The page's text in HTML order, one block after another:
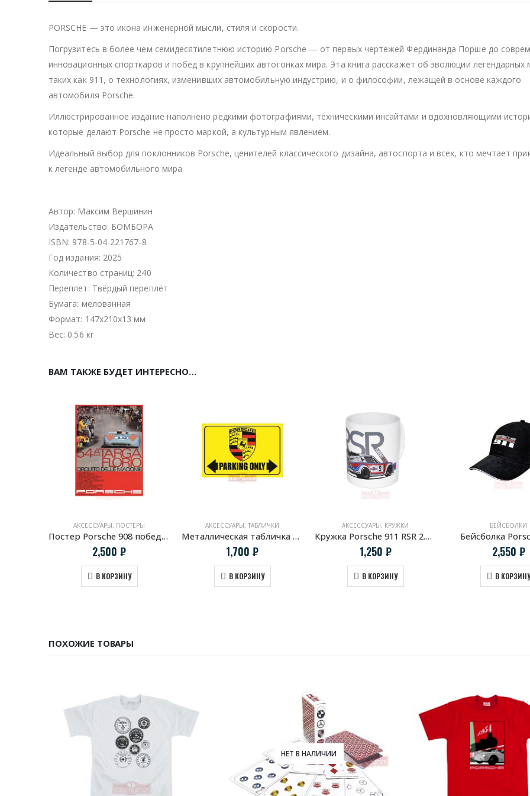
PORSCHE — это икона инженерной мысли, стиля и скорости.
Погрузитесь в более чем семидесятилетнюю историю Porsche — от первых чертежей Фердинанда Порше до
инновационных спорткаров и побед в крупнейших автогонках мира. Эта книга расскажет об эволюции легендарных
таких как 911, о технологиях, изменивших автомобильную индустрию, и о философии, лежащей в основе каждого
автомобиля Porsche.
Иллюстрированное издание наполнено редкими фотографиями, техническими инсайтами и вдохновляющими
которые делают Porsche не просто маркой, а культурным явлением.
Идеальный выбор для поклонников Porsche, ценителей классического дизайна, автоспорта и всех, кто мечтает
к легенде автомобильного мира.
Автор: Максим Вершинин
Издательство: БОМБОРА
ISBN: 978-5-04-221767-8
Год издания: 2025
Количество страниц: 240
Переплет: Твёрдый переплёт
Бумага: мелованная
Формат: 147x210x13 мм
Вес: 0.56 кг
ВАМ ТАКЖЕ БУДЕТ ИНТЕРЕСНО…
АКСЕССУАРЫ, ПОСТЕРЫ
Постер Porsche 908 победитель 54-й гонки Targa Florio
2,500 ₽
В КОРЗИНУ
АКСЕССУАРЫ, ТАБЛИЧКИ
Металлическая табличка «Porsche Parking Only»
1,700 ₽
В КОРЗИНУ
АКСЕССУАРЫ, КРУЖКИ
Кружка Porsche 911 RSR 2.1 Turbo
1,250 ₽
В КОРЗИНУ
БЕЙСБОЛКИ
Бейсболка
2,550 ₽
В КОРЗИНУ
ПОХОЖИЕ ТОВАРЫ
НЕТ В НАЛИЧИИ